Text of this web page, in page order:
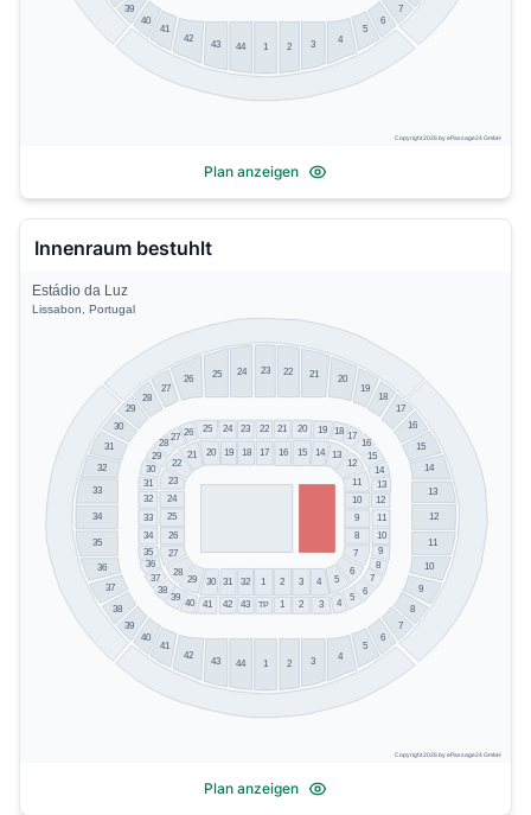
1 2 3 4
5
6
7
39
40
41
42
43 44
Copyright 2026 by ePassage24 GmbH
Plan anzeigen
Innenraum bestuhlt
1 2 3 4 5
6
7
8
9
10
11
12
13
14
15
16
17
18
19
20
21
22
23
24
25
26
27
28
29 30 31 32
1 2 3 4 5
6
7
8
9
10
11
12
13
14
15
16
17
18
19
20
21
22
23
24
25
26
27
28
29
30
31
32
33
34
35
36
37
38
39 40 41 42 43 TP
1 2 3 4
5
6
7
8
9
10
11
12
13
14
15
16
17
18
19
20
21
22
23
24
25
26
27
28
29
30
31
32
33
34
35
36
37
38
39
40
41
42
43 44
Estádio da Luz
Lissabon, Portugal
Copyright 2026 by ePassage24 GmbH
Plan anzeigen